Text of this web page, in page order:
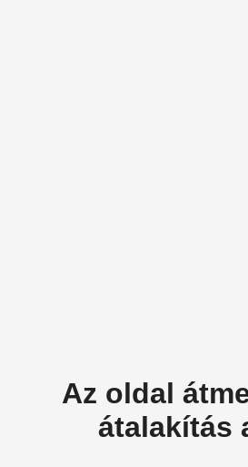
Az oldal
átalakítás